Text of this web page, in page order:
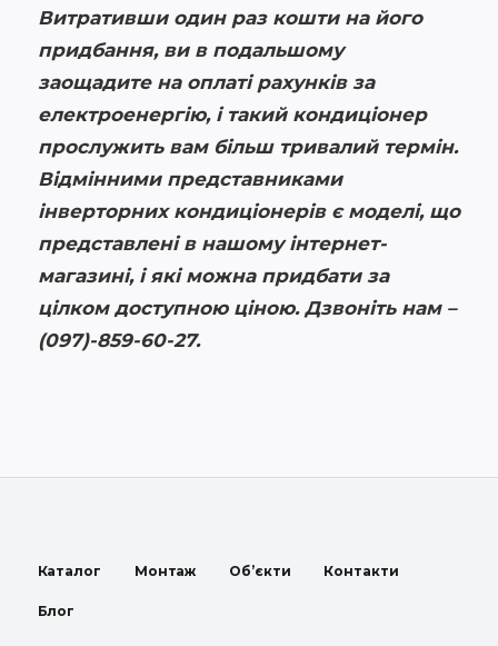
Витративши один раз кошти на його
придбання, ви в подальшому
заощадите на оплаті рахунків за
електроенергію, і такий кондиціонер
прослужить вам більш тривалий термін.
Відмінними представниками
інверторних кондиціонерів є моделі, що
представлені в нашому інтернет-
магазині, і які можна придбати за
цілком доступною ціною. Дзвоніть нам –
(097)-859-60-27.
Каталог Монтаж Об’єкти Контакти
Блог